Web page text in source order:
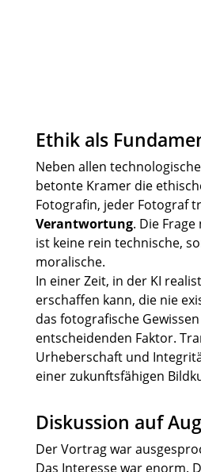
Ethik als
Neben allen
betonte Kramer die
Fotografin, jeder Fotograf
Verantwortung. Die
ist keine rein technische,
moralische.
In einer Zeit, in der KI
erschaffen kann, die nie
das fotografische
entscheidenden Faktor.
Urheberschaft und
einer zukunftsfähigen
Diskussion auf
Der Vortrag war
Das Interesse war enorm.